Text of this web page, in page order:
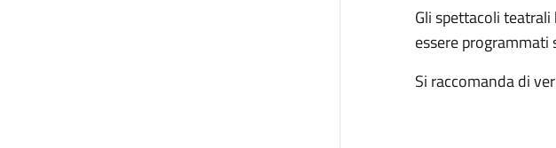
Gli spettacoli
essere
Si raccomanda di